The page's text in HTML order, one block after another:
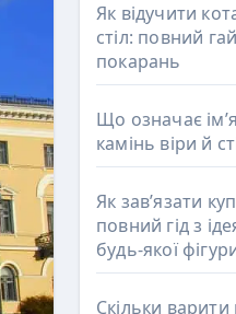
Як відучити
стіл: повний
покарань
Що означає
камінь віри й
Як зав’язати
повний гід з
будь-якої
Скільки варити